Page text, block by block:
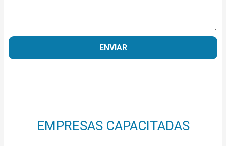
ENVIAR
EMPRESAS CAPACITADAS